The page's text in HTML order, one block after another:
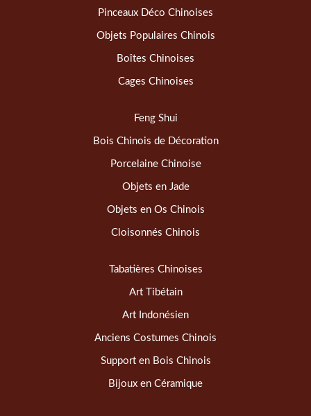
Pinceaux Déco Chinoises
Objets Populaires Chinois
Boîtes Chinoises
Cages Chinoises
Feng Shui
Bois Chinois de Décoration
Porcelaine Chinoise
Objets en Jade
Objets en Os Chinois
Cloisonnés Chinois
Tabatières Chinoises
Art Tibétain
Art Indonésien
Anciens Costumes Chinois
Support en Bois Chinois
Bijoux en Céramique